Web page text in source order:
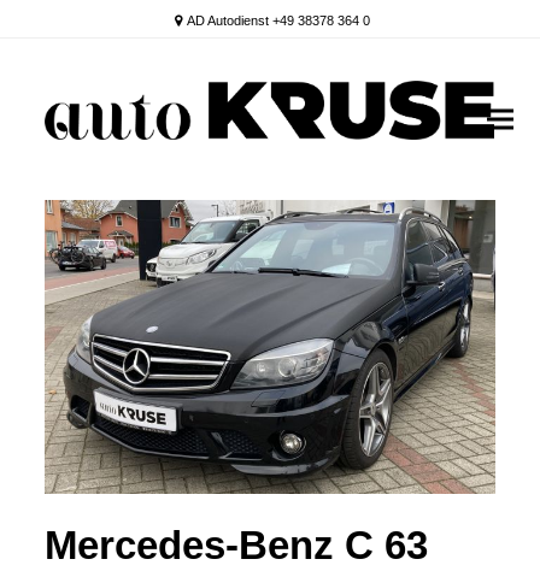
AD Autodienst +49 38378 364 0
Mercedes-Benz C 63